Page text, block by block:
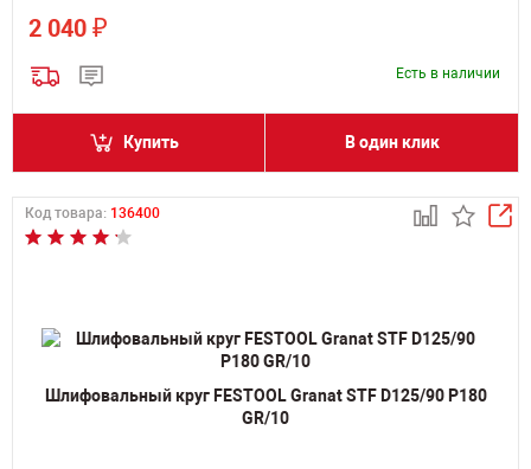
2 040 ₽
Есть в наличии
Купить В один клик
Код товара: 136400
Шлифовальный круг FESTOOL Granat STF D125/90 P180
GR/10